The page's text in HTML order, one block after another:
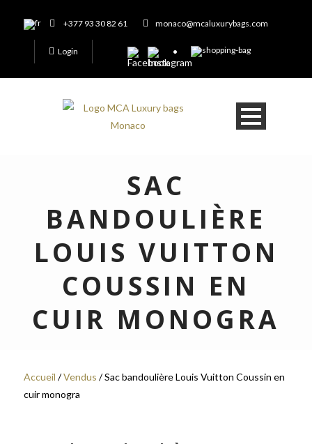
+377 93 30 82 61 monaco@mcaluxurybags.com
Login
SAC
BANDOULIÈRE
LOUIS VUITTON
COUSSIN EN
CUIR MONOGRA
Accueil /Vendus / Sac bandoulière Louis Vuitton Coussin en
cuir monogra